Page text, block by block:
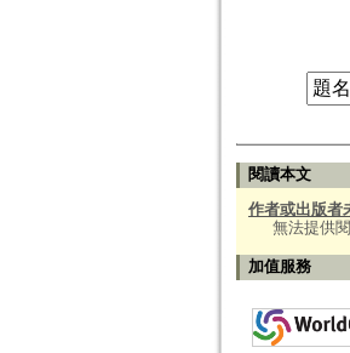
閱讀本文
作者或出版者
無法提供
加值服務